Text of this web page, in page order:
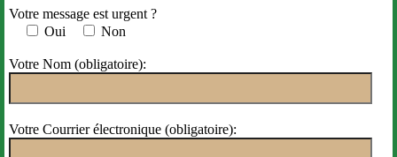
Votre message est urgent ?
Oui
Non
Votre Nom (obligatoire):
Votre Courrier électronique (obligatoire):